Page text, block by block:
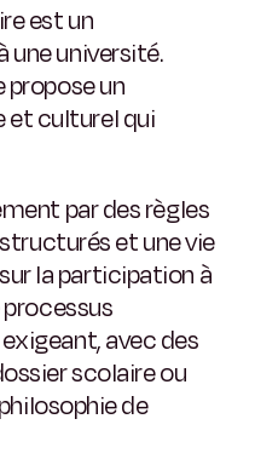
est un
université.
un
et culturel qui
par des règles
et une vie
la participation à
avec des
scolaire ou
de